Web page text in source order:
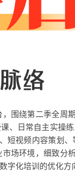
围绕第二季全周
、日常自主实操
短视频内容策划
场环境，细致分
字化培训的优化方